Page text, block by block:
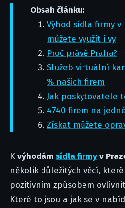
Obsah článku:
Výhod sídla firmy
můžete využít i vy
Proč právě Praha?
Služeb virtuální
% našich firem
Jak poskytovatele
4740 firem na
Získat můžete
K výhodám sídlafirmyv
několik důležitých věcí,
pozitivním způsobem
Které to jsou a jak se v